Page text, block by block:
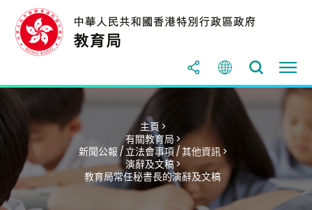
主頁 >
有關教育局 >
新聞公報 / 立法會事項 / 其他資訊 >
演辭及文稿 >
教育局常任秘書長的演辭及文稿